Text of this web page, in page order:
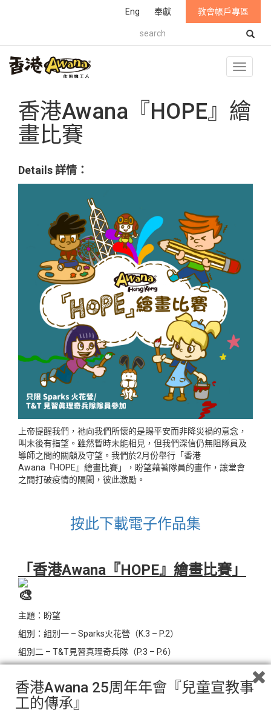
Eng 奉獻
教會帳戶專區
T
o
g
l
香港Awana『HOPE』繪
畫比賽
Details 詳情：
上帝提醒我們，祂向我們所懷的是賜平安而非降災禍的意念，
叫末後有指望。雖然暫時未能相見，但我們深信仍無阻隊員及
導師之間的關顧及守望。我們於2月份舉行「香港
Awana『HOPE』繪畫比賽」，盼望藉著隊員的畫作，讓堂會
之間打破疫情的隔閡，彼此激勵。
按此下載電子作品集
「香港Awana 『HOPE』繪畫比賽」
主題：盼望
組別：組別一 – Sparks火花營（K.3 – P.2）
組別二 – T&T見習真理奇兵隊（P.3 – P.6）
*參加者均會獲發參與證書（電子版）。
*各組別均設有冠亞季軍及優異獎，得獎作品將會以「電子作品
香港Awana 25周年年會『兒童宣教事
工的傳承』